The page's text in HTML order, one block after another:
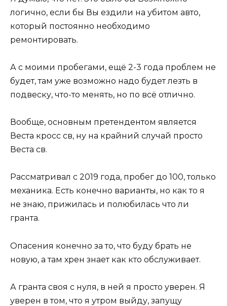
логично, если бы Вы ездили на убитом авто,
который постоянно необходимо
ремонтировать.
А с моими пробегами, ещё 2-3 года проблем не
будет, там уже возможно надо будет лезть в
подвеску, что-то менять, но по всё отлично.
Вообще, основным претендентом является
Веста кросс св, ну на крайний случай просто
Веста св.
Рассматривал с 2019 года, пробег до 100, только
механика. Есть конечно варианты, но как то я
не знаю, прижилась и полюбилась что ли
гранта.
Опасения конечно за то, что буду брать не
новую, а там хрен знает как кто обслуживает.
А гранта своя с нуля, в ней я просто уверен. Я
уверен в том, что я утром выйду, запущу